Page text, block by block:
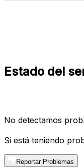
Estado del
No detectamos
Si está teniendo
Reportar Problemas